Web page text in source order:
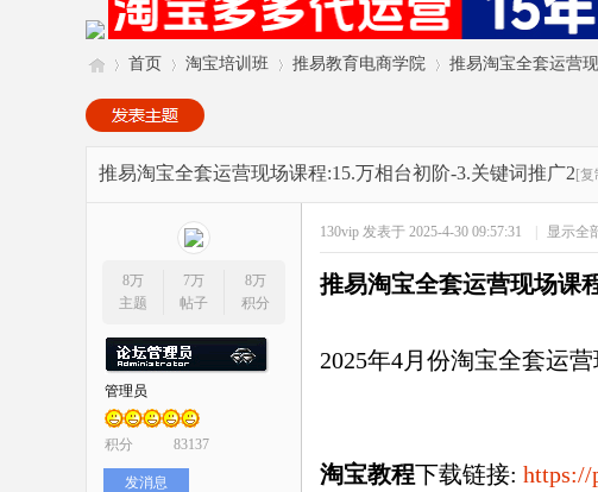
开»
首页
›
淘宝培训班
›
推易教育电商学院
›
推易淘宝全套运营
推易淘宝全套运营现场课程:15.万相台初阶-3.关键词推广2[复
8万
主题
7万
帖子
8万
积分
管理员
积分 83137
发消息
130vip 发表于 2025-4-30 09:57:31 | 显示全
推易淘宝全套运营现场课
2025年4月份淘宝全套运
淘宝教程下载链接: https://